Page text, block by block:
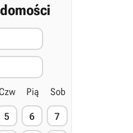
Pią Sob
5 6 7